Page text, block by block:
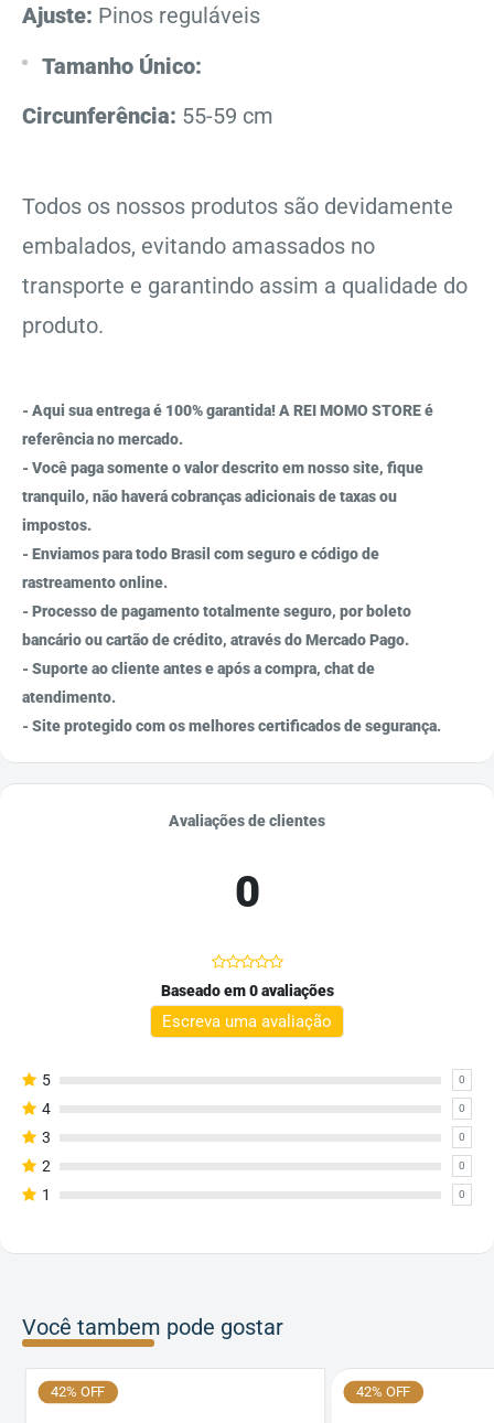
Ajuste: Pinos reguláveis
Tamanho Único:
Circunferência: 55-59 cm
Todos os nossos produtos são devidamente
embalados, evitando amassados no
transporte e garantindo assim a qualidade do
produto.
- Aqui sua entrega é 100% garantida! A REI MOMO STORE é
referência no mercado.
- Você paga somente o valor descrito em nosso site, fique
tranquilo, não haverá cobranças adicionais de taxas ou
impostos.
- Enviamos para todo Brasil com seguro e código de
rastreamento online.
- Processo de pagamento totalmente seguro, por boleto
bancário ou cartão de crédito, através do Mercado Pago.
- Suporte ao cliente antes e após a compra, chat de
atendimento.
- Site protegido com os melhores certificados de segurança.
Avaliações de clientes
0
Baseado em 0 avaliações
Escreva uma avaliação
5 0
4 0
3 0
2 0
1 0
Você tambem pode gostar
42% OFF 42% OFF